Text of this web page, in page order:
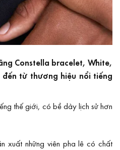
Constella bracelet, White,
từ thương hiệu nổi tiếng
thế giới, có bề dày lịch sử hơn
xuất những viên pha lê có chất